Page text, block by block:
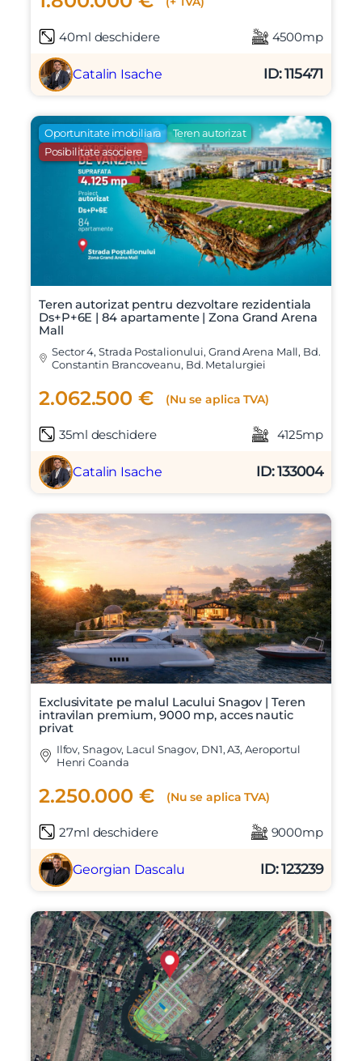
40ml deschidere 4500mp
Catalin Isache ID: 115471
Oportunitate imobiliara
Teren autorizat
Posibilitate asociere
Teren autorizat pentru dezvoltare rezidentiala
Ds+P+6E | 84 apartamente | Zona Grand Arena
Mall
Sector 4, Strada Postalionului, Grand Arena Mall, Bd.
Constantin Brancoveanu, Bd. Metalurgiei
2.062.500 € (Nu se aplica TVA)
35ml deschidere 4125mp
Catalin Isache ID: 133004
Exclusivitate pe malul Lacului Snagov | Teren
intravilan premium, 9000 mp, acces nautic
privat
Ilfov, Snagov, Lacul Snagov, DN1, A3, Aeroportul
Henri Coanda
2.250.000 € (Nu se aplica TVA)
27ml deschidere 9000mp
Georgian Dascalu ID: 123239